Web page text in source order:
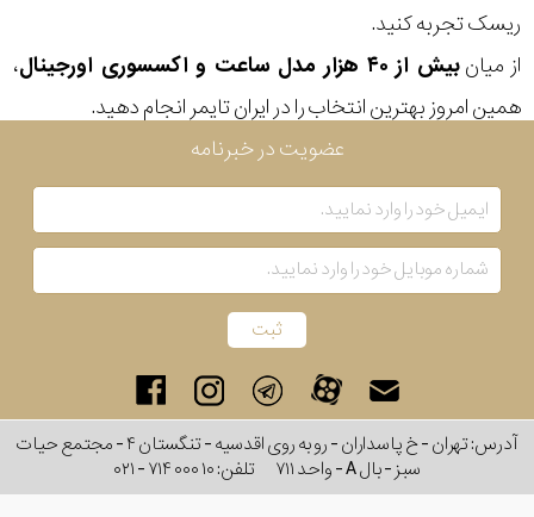
ریسک تجربه کنید.
از میانبیش از ۴۰ هزار مدل ساعت و اکسسوری اورجینال
،
همین امروز بهترین انتخاب را در ایران تایمر انجام دهید.
عضویت در خبرنامه
آدرس: تهران - خ پاسداران - رو به روی اقدسیه - تنگستان ۴ - مجتمع حیات
سبز - بال A - واحد ۷۱۱
تلفن:۰۲۱ - ۷۱۴ ۰۰۰ ۱۰